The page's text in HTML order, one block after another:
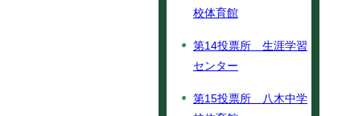
校体育館
第14投票所 生涯学習
センター
第15投票所 八木中学